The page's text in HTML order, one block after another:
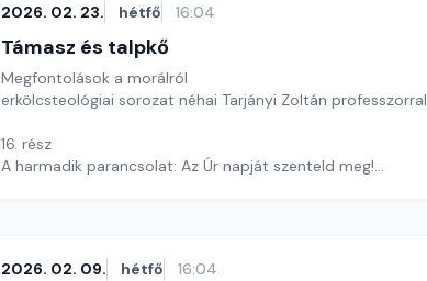
2026. 02. 23. hétfő 16:04
Támasz és talpkő
Megfontolások a morálról
erkölcsteológiai sorozat néhai Tarjányi Zoltán professzorral
16. rész
A harmadik parancsolat: Az Úr napját szenteld meg!
2026. 02. 09. hétfő 16:04